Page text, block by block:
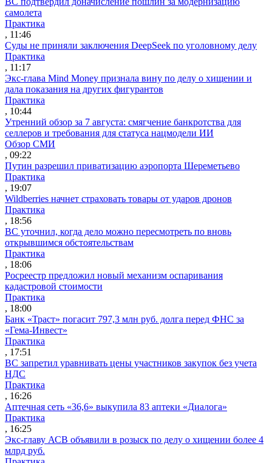
самолета
Практика
, 11:46
Суды не приняли заключения DeepSeek по уголовному делу
Практика
, 11:17
Экс-глава Mind Money признала вину по делу о хищении и
дала показания на других фигурантов
Практика
, 10:44
Утренний обзор за 7 августа: смягчение банкротства для
селлеров и требования для статуса нацмодели ИИ
Обзор СМИ
, 09:22
Путин разрешил приватизацию аэропорта Шереметьево
Практика
, 19:07
Wildberries начнет страховать товары от ударов дронов
Практика
, 18:56
ВС уточнил, когда дело можно пересмотреть по вновь
открывшимся обстоятельствам
Практика
, 18:06
Росреестр предложил новый механизм оспаривания
кадастровой стоимости
Практика
, 18:00
Банк «Траст» погасит 797,3 млн руб. долга перед ФНС за
«Гема-Инвест»
Практика
, 17:51
ВС запретил уравнивать цены участников закупок без учета
НДС
Практика
, 16:26
Аптечная сеть «36,6» выкупила 83 аптеки «Диалога»
Практика
, 16:25
Экс-главу АСВ объявили в розыск по делу о хищении более 4
млрд руб.